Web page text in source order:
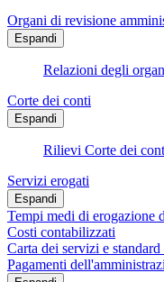
Organi di revisione
Espandi
Relazioni degli
Corte dei conti
Espandi
Rilievi Corte dei
Servizi erogati
Espandi
Tempi medi di erogazione
Costi contabilizzati
Carta dei servizi e
Pagamenti